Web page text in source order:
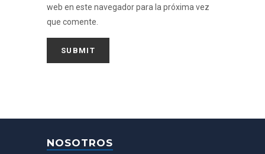
web en este navegador para la próxima vez
que comente.
NOSOTROS